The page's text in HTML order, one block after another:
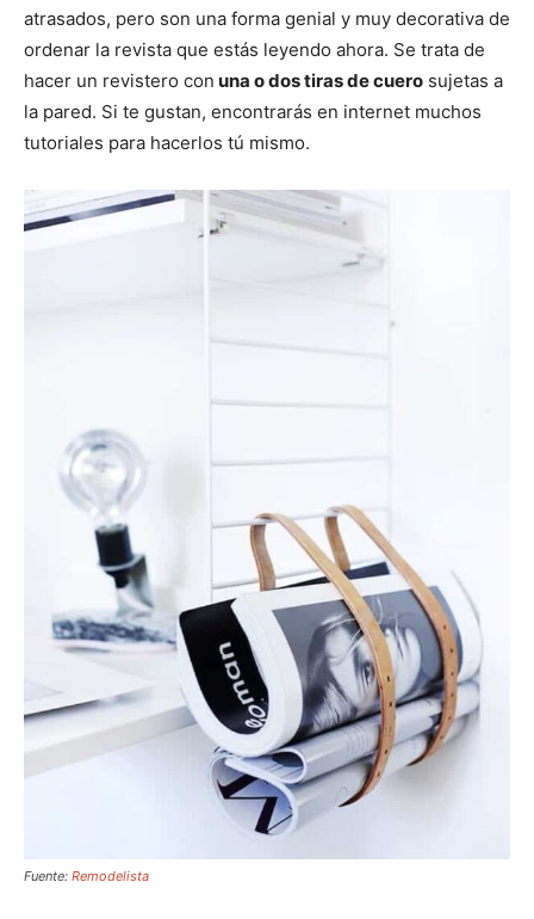
atrasados, pero son una forma genial y muy decorativa de
ordenar la revista que estás leyendo ahora. Se trata de
hacer un revistero con una o dos tiras de cuero sujetas a
la pared. Si te gustan, encontrarás en internet muchos
tutoriales para hacerlos tú mismo.
Fuente: Remodelista